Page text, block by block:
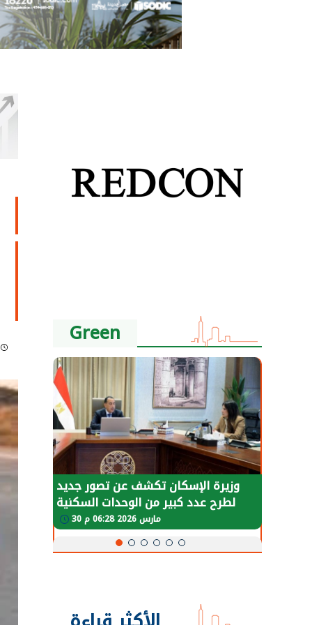
Green
وزيرة الإسكان تكشف عن تصور جديد
لطرح عدد كبير من الوحدات السكنية
بنظام الإيجار 30 مارس 2026 06:28 م